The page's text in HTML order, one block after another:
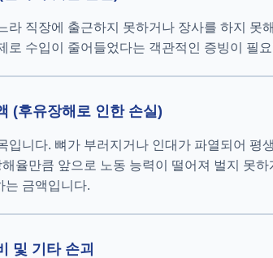
라 직장에 출근하지 못하거나 장사를 하지 못
로 수입이 줄어들었다는 객관적인 증빙이 필
(후유장해로 인한 손실)
입니다. 뼈가 부러지거나 인대가 파열되어 평
율만큼 앞으로 노동 능력이 떨어져 벌지 못하
는 금액입니다.
및 기타 손괴